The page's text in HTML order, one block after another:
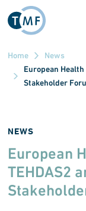
Skip to main content
Home
News
European Health
Stakeholder
NEWS
European
TEHDAS2